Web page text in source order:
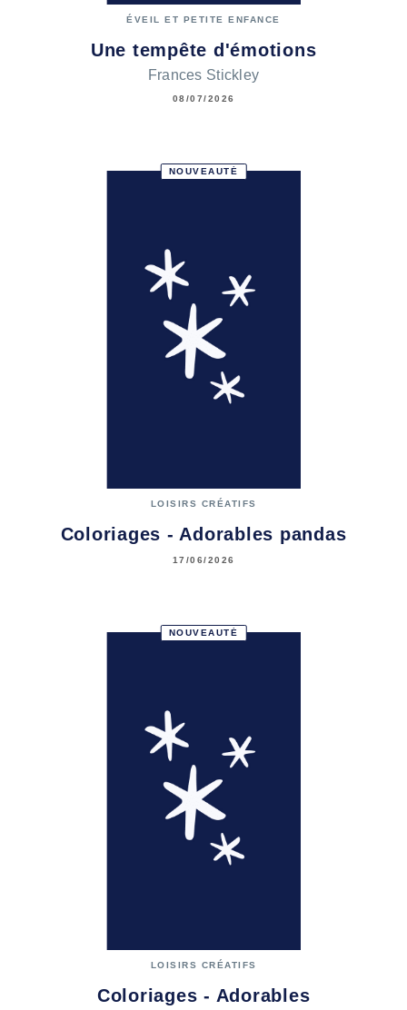
ÉVEIL ET PETITE ENFANCE
Une tempête d'émotions
Frances Stickley
08/07/2026
NOUVEAUTÉ
LOISIRS CRÉATIFS
Coloriages - Adorables pandas
17/06/2026
NOUVEAUTÉ
LOISIRS CRÉATIFS
Coloriages - Adorables